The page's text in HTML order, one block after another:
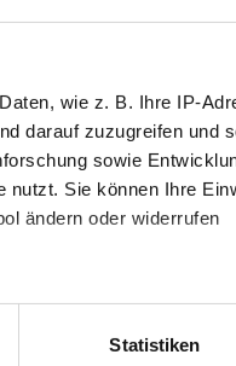
wie z. B. Ihre IP-
darauf zuzugreifen und
sowie
Sie können Ihre
ändern oder widerrufen
bis auf einige
(Fingerprinting)
Statistiken